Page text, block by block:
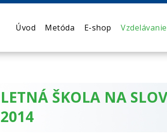
Úvod Metóda E-shop Vzdelávanie
LETNÁ ŠKOLA NA
2014